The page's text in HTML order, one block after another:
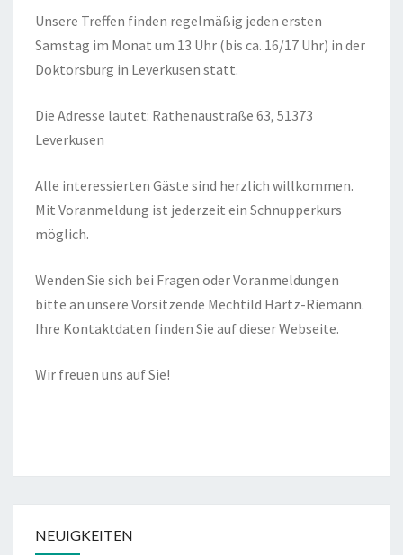
Unsere Treffen finden regelmäßig jeden ersten
Samstag im Monat um 13 Uhr (bis ca. 16/17 Uhr) in der
Doktorsburg in Leverkusen statt.
Die Adresse lautet: Rathenaustraße 63, 51373
Leverkusen
Alle interessierten Gäste sind herzlich willkommen.
Mit Voranmeldung ist jederzeit ein Schnupperkurs
möglich.
Wenden Sie sich bei Fragen oder Voranmeldungen
bitte an unsere Vorsitzende Mechtild Hartz-Riemann.
Ihre Kontaktdaten finden Sie auf dieser Webseite.
Wir freuen uns auf Sie!
NEUIGKEITEN